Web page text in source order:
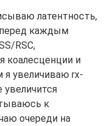
латентность,
перед каждым
RSC,
коалесценции и
я увеличиваю rx-
к
очереди на